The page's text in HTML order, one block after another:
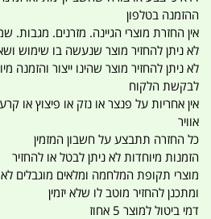
ההזמנה בטלפון
אין החזרת מוצרי הגיינה. מזרנים. מגבות.
לא ניתן להחזיר מוצר שנעשה בו שימוש
לא ניתן להחזיר מוצר שהינו ייצור והזמנה
לבקשת הלקוח
אין אחריות על פנצר או נזק או פיצוץ או
אוויר
כל החזרה תתבצע על חשבון המזמין
הזמנות מיוחדות לא ניתן לבטל או להחזיר
מוצרי תקופת המלחמה ומלאים מוגבלים לא
ומתכנן להחזיר מוטב לו שלא יזמין
דמי ביטול למוצר 5 אחוז